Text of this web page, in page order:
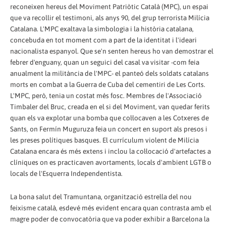
reconeixen hereus del Moviment Patriòtic Català (MPC), un espai
que va recollir el testimoni, als anys 90, del grup terrorista Milícia
Catalana. L'MPC exaltava la simbologia i la història catalana,
concebuda en tot moment com a part de la identitat i l'ideari
nacionalista espanyol. Que se'n senten hereus ho van demostrar el
febrer d'enguany, quan un seguici del casal va visitar -com feia
anualment la militància de l'MPC- el panteó dels soldats catalans
morts en combat a la Guerra de Cuba del cementiri de Les Corts.
L'MPC, però, tenia un costat més fosc. Membres de l'Associació
Timbaler del Bruc, creada en el si del Moviment, van quedar ferits
quan els va explotar una bomba que col·locaven a les Cotxeres de
Sants, on Fermín Muguruza feia un concert en suport als presos i
les preses polítiques basques. El currículum violent de Milícia
Catalana encara és més extens i inclou la col·locació d'artefactes a
clíniques on es practicaven avortaments, locals d'ambient LGTB o
locals de l'Esquerra Independentista.
La bona salut del Tramuntana, organització estrella del nou
feixisme català, esdevé més evident encara quan contrasta amb el
magre poder de convocatòria que va poder exhibir a Barcelona la